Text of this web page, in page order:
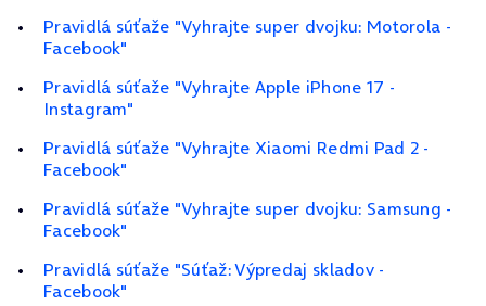
Pravidlá súťaže "Vyhrajte super dvojku: Motorola -
Facebook"
Pravidlá súťaže "Vyhrajte Apple iPhone 17 -
Instagram"
Pravidlá súťaže "Vyhrajte Xiaomi Redmi Pad 2 -
Facebook"
Pravidlá súťaže "Vyhrajte super dvojku: Samsung -
Facebook"
Pravidlá súťaže "Súťaž: Výpredaj skladov -
Facebook"